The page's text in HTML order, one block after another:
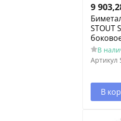
9
STOUT
В
Артикул
В